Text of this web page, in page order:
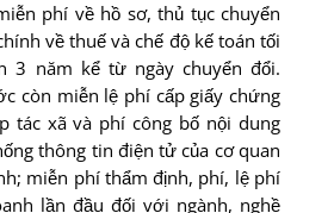
phí về hồ sơ, thủ tục chuyển
về thuế và chế độ kế toán tối
3 năm kể từ ngày chuyển đổi.
còn miễn lệ phí cấp giấy chứng
tác xã và phí công bố nội dung
thông tin điện tử của cơ quan
miễn phí thẩm định, phí, lệ phí
lần đầu đối với ngành, nghề